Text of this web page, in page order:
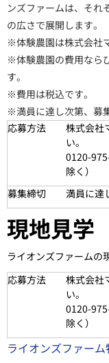
ンズファームは、それ
の広さで展開します。
※体験農園は株式会社
※体験農園の費用なら
す。
※費用は税込です。
※満員に達し次第、募
応募方法
株式会社
い。
0120-
除く）
募集締切
満員に達
現地見学
ライオンズファームの
応募方法
株式会社
い。
0120-
除く）
ライオンズファー